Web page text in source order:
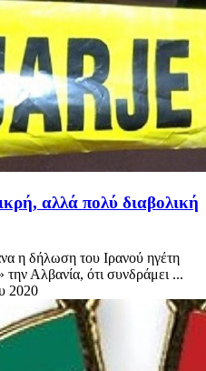
αλλά πολύ διαβολική
η δήλωση του Ιρανού ηγέτη
Αλβανία, ότι συνδράμει ...
2020